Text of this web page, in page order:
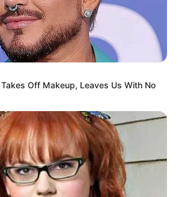
Projektes sind Affiliate-
Wenn etwas darüber gebucht oder
eine Unterstützung, ohne dass sich
ändert.
Off Makeup, Leaves Us With No